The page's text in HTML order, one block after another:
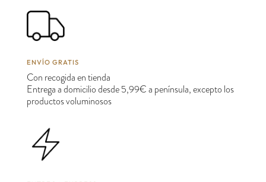
ENVÍO GRATIS
Con recogida en tienda
Entrega a domicilio desde 5,99€ a península, excepto los
productos voluminosos